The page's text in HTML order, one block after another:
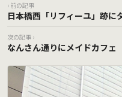
‹ 前の記事
日本橋西「リフィーユ」跡
次の記事 ›
なんさん通りにメイドカフェ